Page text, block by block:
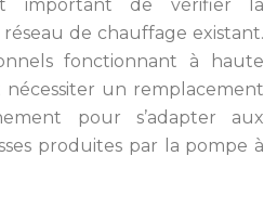
important de vérifier la
de chauffage existant.
fonctionnant à haute
un remplacement
pour s’adapter aux
produites par la pompe à